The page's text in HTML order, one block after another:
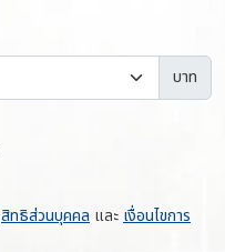
บาท
สิทธิส่วนบุคคล และ เงื่อนไขการ